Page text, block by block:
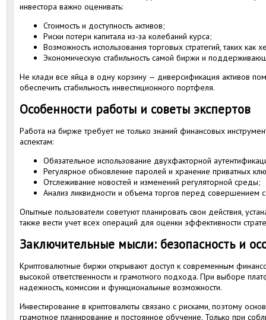
инвестора важно оценивать:
Стоимость и доступность активов;
Риски потери капитала из-за колебаний курса;
Возможность использования торговых стратегий, таких как
Экономическую стабильность самой биржи и
Не клади все яйца в одну корзину — диверсификация активов
обеспечить стабильность инвестиционного портфеля.
Особенности работы и советы экспертов
Работа на бирже требует не только знаний финансовых
аспектам:
Обязательное использование двухфакторной
Регулярное обновление паролей и хранение приватных
Отслеживание новостей и изменений регуляторной среды;
Анализ ликвидности и объема торгов перед совершением
Опытные пользователи советуют планировать свои действия,
также вести учет всех операций для оценки эффективности
Заключительные мысли: безопасность и
Криптовалютные биржи открывают доступ к современным
высокой ответственности и грамотного подхода. При выборе
надежность, комиссии и функциональные возможности.
Инвестирование в криптовалюты связано с рисками, поэтому
грамотное планирование и постоянное обучение. Только при